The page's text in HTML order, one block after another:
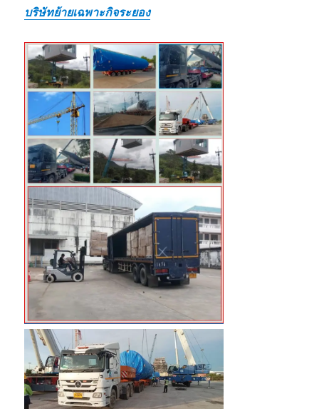
บริษัทย้ายเฉพาะกิจระยอง